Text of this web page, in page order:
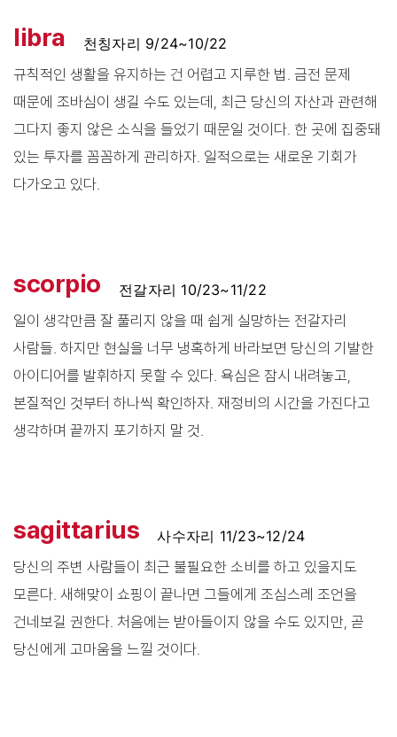
libra
천칭자리 9/24~10/22
규칙적인 생활을 유지하는 건 어렵고 지루한 법. 금전 문제
때문에 조바심이 생길 수도 있는데, 최근 당신의 자산과 관련해
그다지 좋지 않은 소식을 들었기 때문일 것이다. 한 곳에 집중돼
있는 투자를 꼼꼼하게 관리하자. 일적으로는 새로운 기회가
다가오고 있다.
scorpio
전갈자리 10/23~11/22
일이 생각만큼 잘 풀리지 않을 때 쉽게 실망하는 전갈자리
사람들. 하지만 현실을 너무 냉혹하게 바라보면 당신의 기발한
아이디어를 발휘하지 못할 수 있다. 욕심은 잠시 내려놓고,
본질적인 것부터 하나씩 확인하자. 재정비의 시간을 가진다고
생각하며 끝까지 포기하지 말 것.
sagittarius
사수자리 11/23~12/24
당신의 주변 사람들이 최근 불필요한 소비를 하고 있을지도
모른다. 새해맞이 쇼핑이 끝나면 그들에게 조심스레 조언을
건네보길 권한다. 처음에는 받아들이지 않을 수도 있지만, 곧
당신에게 고마움을 느낄 것이다.